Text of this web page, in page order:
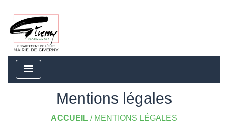
menu
Mentions légales
ACCUEIL / MENTIONS LÉGALES